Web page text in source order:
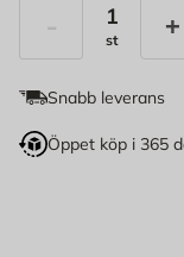
st
Snabb leverans
Öppet köp i 365